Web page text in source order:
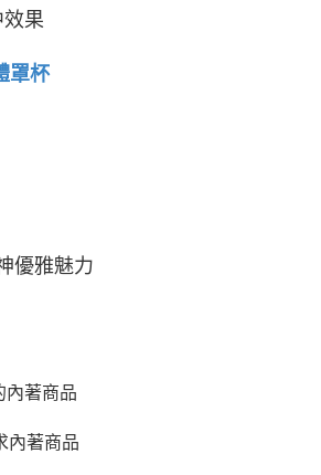
果
杯
優雅魅力
內著商品
內著商品